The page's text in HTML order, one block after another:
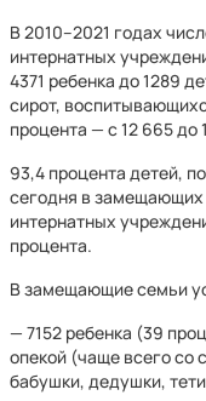
В 2010–2021 годах
интернатных
4371 ребенка до 1289
сирот,
процента — с 12 665 до
93,4 процента детей,
сегодня в
интернатных
процента.
В замещающие семьи
— 7152 ребенка (39
опекой (чаще всего со
бабушки, дедушки,